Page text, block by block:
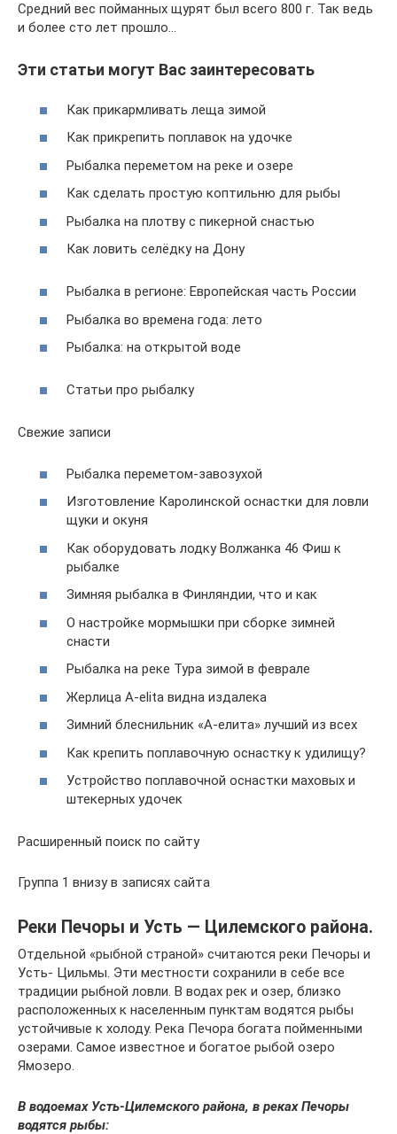
Средний вес пойманных щурят был всего 800 г. Так ведь
и более сто лет прошло…
Эти статьи могут Вас заинтересовать
Как прикармливать леща зимой
Как прикрепить поплавок на удочке
Рыбалка переметом на реке и озере
Как сделать простую коптильню для рыбы
Рыбалка на плотву с пикерной снастью
Как ловить селёдку на Дону
Рыбалка в регионе: Европейская часть России
Рыбалка во времена года: лето
Рыбалка: на открытой воде
Статьи про рыбалку
Свежие записи
Рыбалка переметом-завозухой
Изготовление Каролинской оснастки для ловли
щуки и окуня
Как оборудовать лодку Волжанка 46 Фиш к
рыбалке
Зимняя рыбалка в Финляндии, что и как
О настройке мормышки при сборке зимней
снасти
Рыбалка на реке Тура зимой в феврале
Жерлица A-elita видна издалека
Зимний блеснильник «А-елита» лучший из всех
Как крепить поплавочную оснастку к удилищу?
Устройство поплавочной оснастки маховых и
штекерных удочек
Расширенный поиск по сайту
Группа 1 внизу в записях сайта
Реки Печоры и Усть — Цилемского района.
Отдельной «рыбной страной» считаются реки Печоры и
Усть- Цильмы. Эти местности сохранили в себе все
традиции рыбной ловли. В водах рек и озер, близко
расположенных к населенным пунктам водятся рыбы
устойчивые к холоду. Река Печора богата пойменными
озерами. Самое известное и богатое рыбой озеро
Ямозеро.
В водоемах Усть-Цилемского района, в реках Печоры
водятся рыбы: